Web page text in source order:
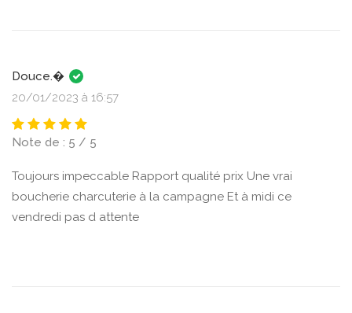
Douce.�
20/01/2023 à 16:57
Note de : 5 / 5
Toujours impeccable Rapport qualité prix Une vrai
boucherie charcuterie à la campagne Et à midi ce
vendredi pas d attente